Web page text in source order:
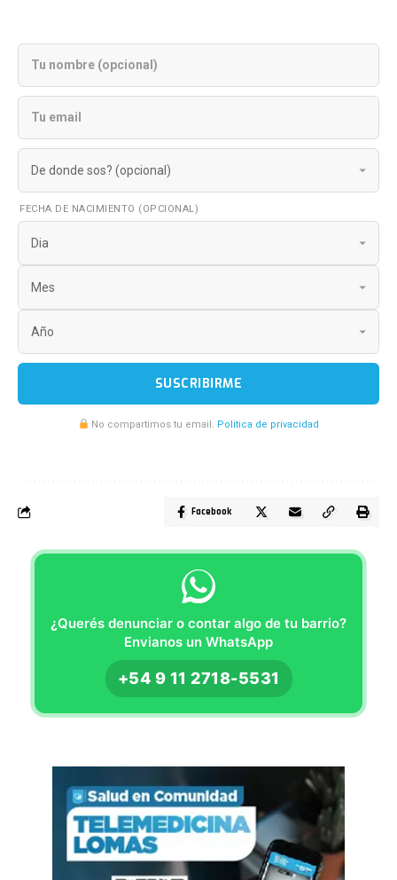
FECHA DE NACIMIENTO (OPCIONAL)
SUSCRIBIRME
No compartimos tu email. Politica de privacidad
Facebook
¿Querés denunciar o contar algo de tu barrio?
Envianos un WhatsApp
+54 9 11 2718-5531